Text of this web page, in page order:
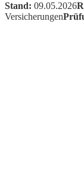
Stand: 09.05.2026
Versicherungen